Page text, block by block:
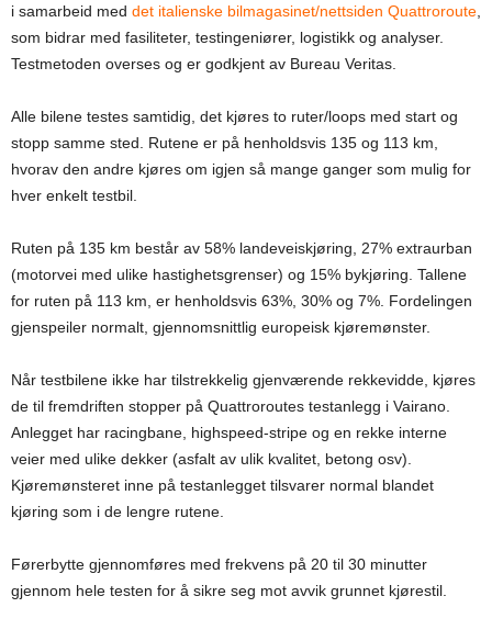
i samarbeid med det italienske bilmagasinet/nettsiden Quattroroute
som bidrar med fasiliteter, testingeniører, logistikk og analyser.
Testmetoden overses og er godkjent av Bureau Veritas.
Alle bilene testes samtidig, det kjøres to ruter/loops med start og
stopp samme sted. Rutene er på henholdsvis 135 og 113 km,
hvorav den andre kjøres om igjen så mange ganger som mulig for
hver enkelt testbil.
Ruten på 135 km består av 58% landeveiskjøring, 27% extraurban
(motorvei med ulike hastighetsgrenser) og 15% bykjøring. Tallene
for ruten på 113 km, er henholdsvis 63%, 30% og 7%. Fordelingen
gjenspeiler normalt, gjennomsnittlig europeisk kjøremønster.
Når testbilene ikke har tilstrekkelig gjenværende rekkevidde, kjøres
de til fremdriften stopper på Quattroroutes testanlegg i Vairano.
Anlegget har racingbane, highspeed-stripe og en rekke interne
veier med ulike dekker (asfalt av ulik kvalitet, betong osv).
Kjøremønsteret inne på testanlegget tilsvarer normal blandet
kjøring som i de lengre rutene.
Førerbytte gjennomføres med frekvens på 20 til 30 minutter
gjennom hele testen for å sikre seg mot avvik grunnet kjørestil.